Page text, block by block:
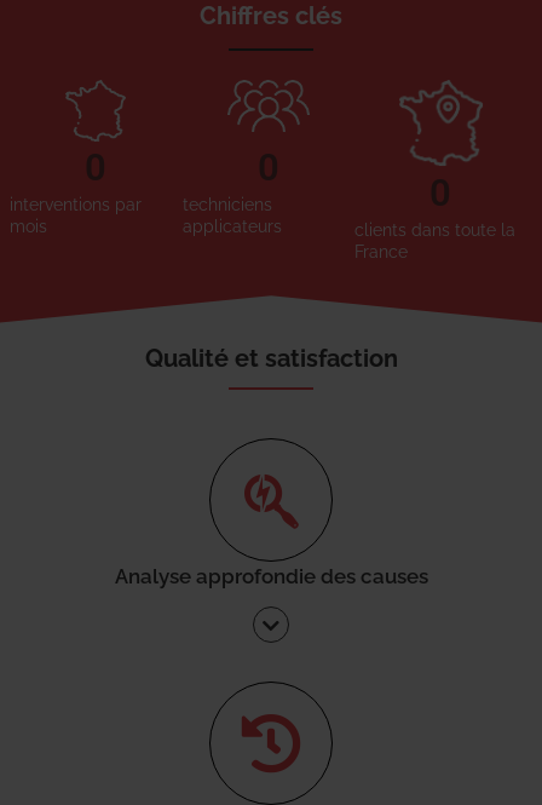
Chiffres clés
interventions par
mois
0
techniciens
applicateurs
0
clients dans toute la
France
0
Qualité et satisfaction
Analyse approfondie des causes